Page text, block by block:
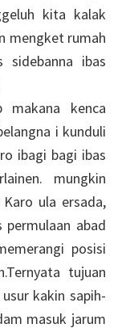
kita kalak
mengket rumah
sidebanna ibas
kenca
i kunduli
ibagi bagi ibas
mungkin
ula ersada,
permulaan abad
posisi
tujuan
kakin sapih-
masuk jarum